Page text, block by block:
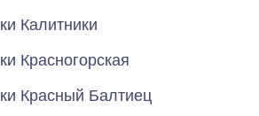
Калитники
Красногорская
Красный Балтиец